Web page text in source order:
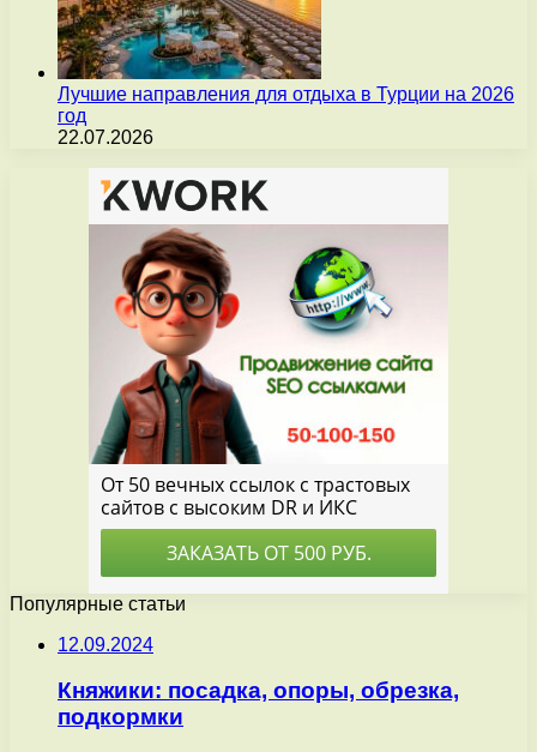
Лучшие направления для отдыха в Турции на 2026
год
22.07.2026
Популярные статьи
12.09.2024
Княжики: посадка, опоры, обрезка,
подкормки